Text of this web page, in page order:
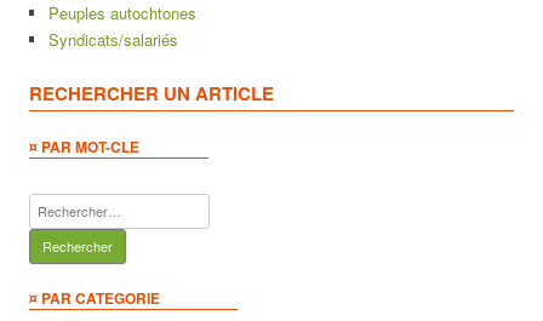
Peuples autochtones
Syndicats/salariés
RECHERCHER UN ARTICLE
¤ PAR MOT-CLE
Rechercher :
¤ PAR CATEGORIE